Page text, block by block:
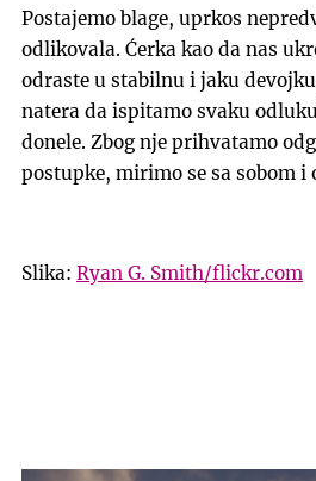
Postajemo blage, uprkos
odlikovala. Ćerka kao da nas
odraste u stabilnu i jaku
natera da ispitamo svaku
donele. Zbog nje prihvatamo
postupke, mirimo se sa sobom i
Slika: Ryan G. Smith/flickr.com